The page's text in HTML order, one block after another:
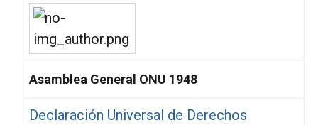
Asamblea General ONU 1948
Declaración Universal de Derechos